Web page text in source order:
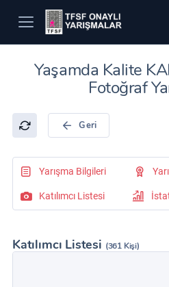
Yaşamda Kalite
Fotoğraf
Geri
Yarışma Bilgileri
Katılımcı Listesi
Katılımcı Listesi (361 Kişi)